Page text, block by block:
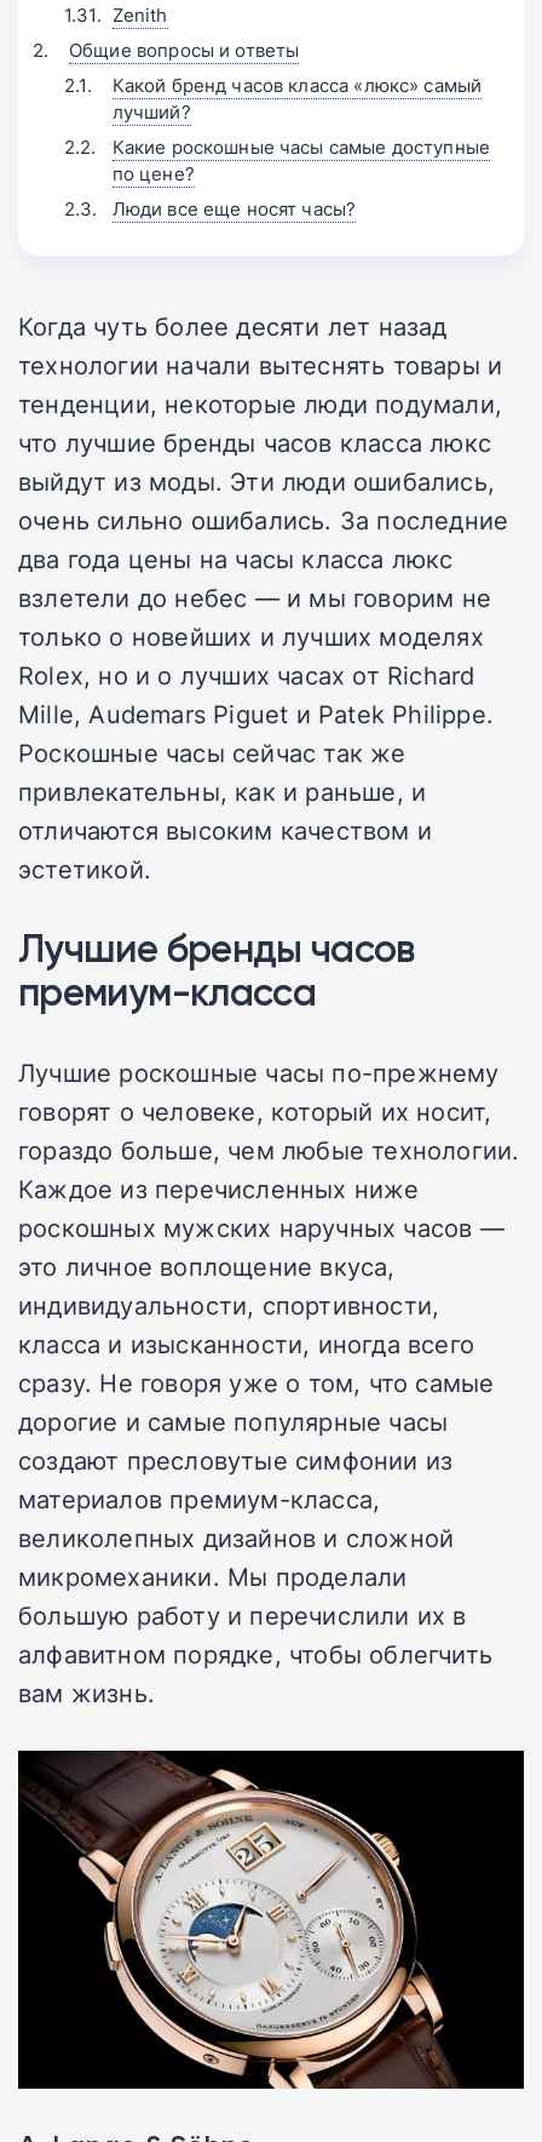
Zenith
Общие вопросы и ответы
Какой бренд часов класса «люкс» самый
лучший?
Какие роскошные часы самые доступные
по цене?
Люди все еще носят часы?
Когда чуть более десяти лет назад
технологии начали вытеснять товары и
тенденции, некоторые люди подумали,
что лучшие бренды часов класса люкс
выйдут из моды. Эти люди ошибались,
очень сильно ошибались. За последние
два года цены на часы класса люкс
взлетели до небес — и мы говорим не
только о новейших и лучших моделях
Rolex, но и о лучших часах от Richard
Mille, Audemars Piguet и Patek Philippe.
Роскошные часы сейчас так же
привлекательны, как и раньше, и
отличаются высоким качеством и
эстетикой.
Лучшие бренды часов
премиум-класса
Лучшие роскошные часы по-прежнему
говорят о человеке, который их носит,
гораздо больше, чем любые технологии.
Каждое из перечисленных ниже
роскошных мужских наручных часов —
это личное воплощение вкуса,
индивидуальности, спортивности,
класса и изысканности, иногда всего
сразу. Не говоря уже о том, что самые
дорогие и самые популярные часы
создают пресловутые симфонии из
материалов премиум-класса,
великолепных дизайнов и сложной
микромеханики. Мы проделали
большую работу и перечислили их в
алфавитном порядке, чтобы облегчить
вам жизнь.